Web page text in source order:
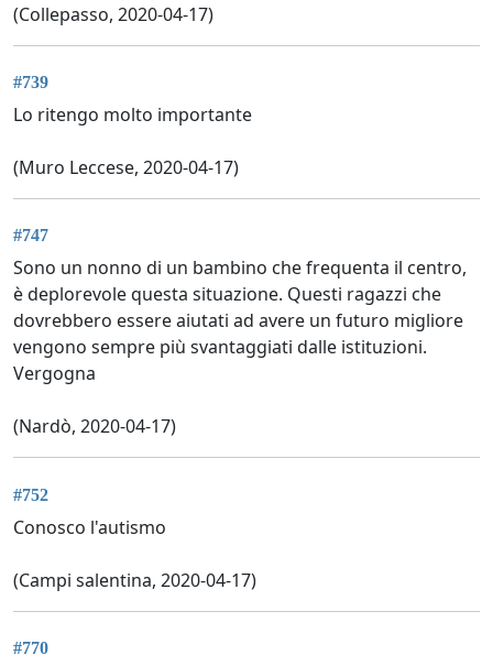
(Collepasso, 2020-04-17)
#739
Lo ritengo molto importante
(Muro Leccese, 2020-04-17)
#747
Sono un nonno di un bambino che frequenta il centro,
è deplorevole questa situazione. Questi ragazzi che
dovrebbero essere aiutati ad avere un futuro migliore
vengono sempre più svantaggiati dalle istituzioni.
Vergogna
(Nardò, 2020-04-17)
#752
Conosco l'autismo
(Campi salentina, 2020-04-17)
#770